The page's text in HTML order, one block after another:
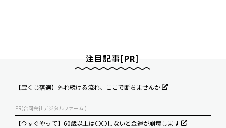
注目記事[PR]
【宝くじ落選】外れ続ける流れ、ここで断ちませんか
PR(合同会社デジタルファーム )
【今すぐやって】60歳以上は〇〇しないと金運が崩壊します